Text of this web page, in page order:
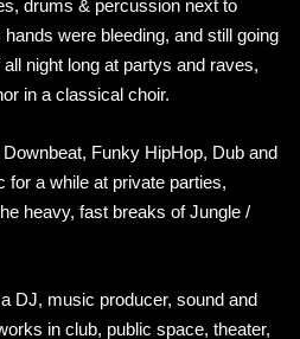
drums & percussion next to
were bleeding, and still going
night long at partys and raves,
in a classical choir.
Funky HipHop, Dub and
a while at private parties,
heavy, fast breaks of Jungle /
DJ, music producer, sound and
in club, public space, theater,